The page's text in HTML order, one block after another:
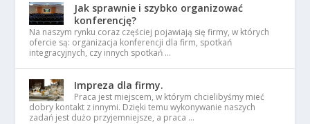
Jak sprawnie i szybko organizować
konferencję?
Na naszym rynku coraz częściej pojawiają się firmy, w których
ofercie są: organizacja konferencji dla firm, spotkań
integracyjnych, czy innych spotkań …
Impreza dla firmy.
Praca jest miejscem, w którym chcielibyśmy mieć
dobry kontakt z innymi. Dzięki temu wykonywanie naszych
zadań jest dużo przyjemniejsze, a praca …